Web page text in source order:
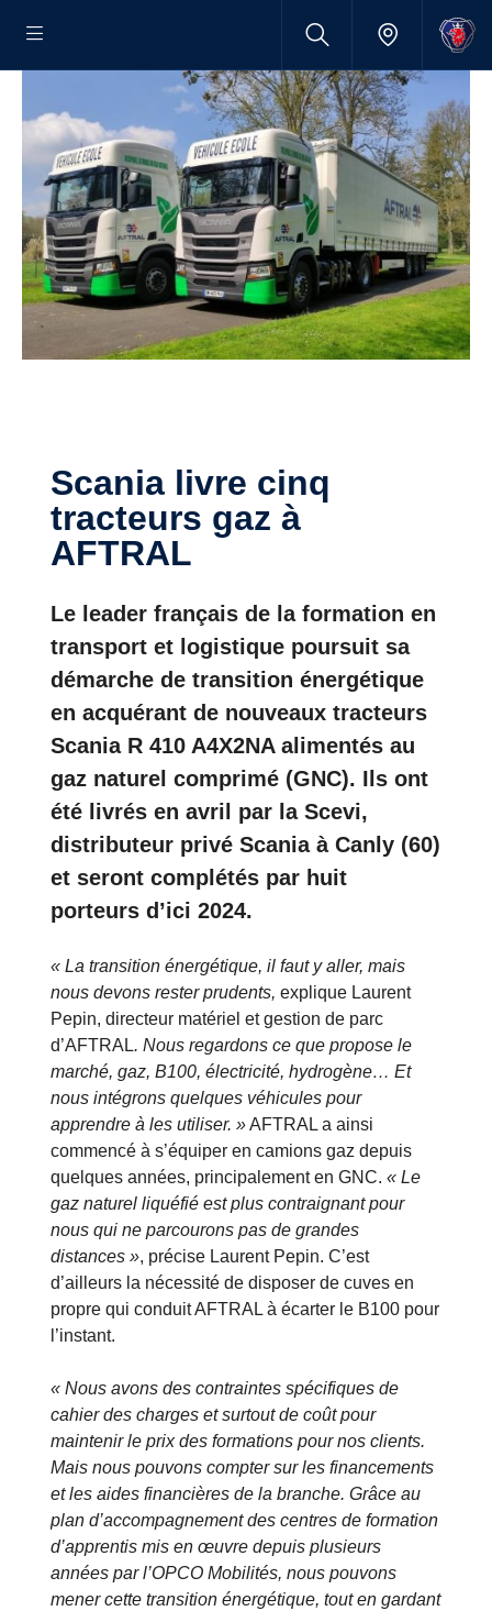
Scania livre cinq
tracteurs gaz à
AFTRAL
Le leader français de la formation en
transport et logistique poursuit sa
démarche de transition énergétique
en acquérant de nouveaux tracteurs
Scania R 410 A4X2NA alimentés au
gaz naturel comprimé (GNC). Ils ont
été livrés en avril par la Scevi,
distributeur privé Scania à Canly (60)
et seront complétés par huit
porteurs d’ici 2024.
« La transition énergétique, il faut y aller, mais
nous devons rester prudents, explique Laurent
Pepin, directeur matériel et gestion de parc
d’AFTRAL. Nous regardons ce que propose le
marché, gaz, B100, électricité, hydrogène… Et
nous intégrons quelques véhicules pour
apprendre à les utiliser. »AFTRAL a ainsi
commencé à s’équiper en camions gaz depuis
quelques années, principalement en GNC. « Le
gaz naturel liquéfié est plus contraignant pour
nous qui ne parcourons pas de grandes
distances », précise Laurent Pepin. C’est
d’ailleurs la nécessité de disposer de cuves en
propre qui conduit AFTRAL à écarter le B100 pour
l’instant.
« Nous avons des contraintes spécifiques de
cahier des charges et surtout de coût pour
maintenir le prix des formations pour nos clients.
Mais nous pouvons compter sur les financements
et les aides financières de la branche. Grâce au
plan d’accompagnement des centres de formation
d’apprentis mis en œuvre depuis plusieurs
années par l’OPCO Mobilités, nous pouvons
mener cette transition énergétique, tout en gardant